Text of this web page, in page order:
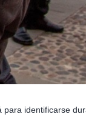
identificarse